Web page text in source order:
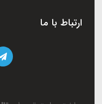
ارتباط با ما